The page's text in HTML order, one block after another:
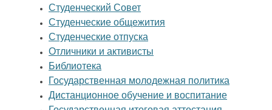
Студенческий Совет
Студенческие общежития
Студенческие отпуска
Отличники и активисты
Библиотека
Государственная молодежная политика
Дистанционное обучение и воспитание